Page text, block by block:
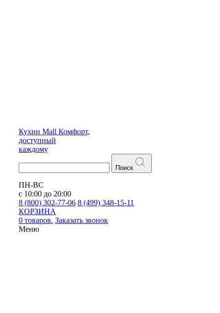
Кухни Mall Комфорт,
доступный
каждому
Поиск
ПН-ВС
с 10:00 до 20:00
8 (800) 302-77-06 8 (499) 348-15-11
КОРЗИНА
0 товаров. Заказать звонок
Меню